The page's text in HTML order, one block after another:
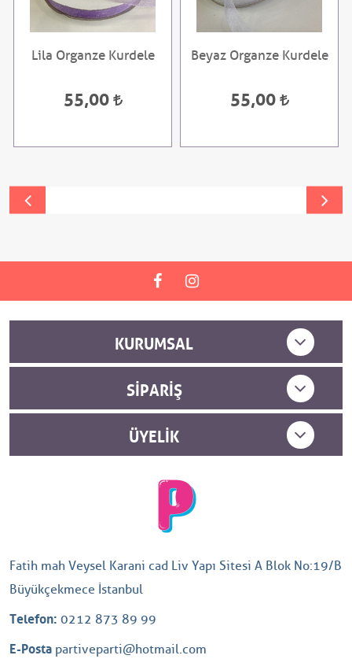
Lila Organze Kurdele
55,00
Beyaz Organze Kurdele
55,00
KURUMSAL
SIPARIŞ
ÜYELIK
Fatih mah Veysel Karani cad Liv Yapı Sitesi A Blok No:19/B
Büyükçekmece İstanbul
Telefon: 0212 873 89 99
E-Posta partiveparti@hotmail.com